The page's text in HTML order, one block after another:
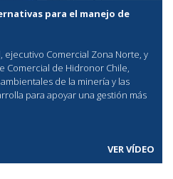
para el manejo de
, ejecutivo Comercial Zona Norte, y
Comercial de Hidronor Chile,
de la minería y las
para apoyar una gestión más
VER VÍDEO